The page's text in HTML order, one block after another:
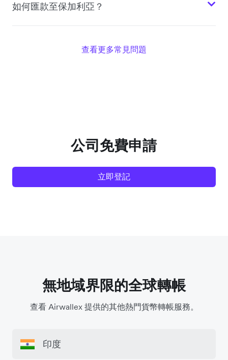
如何匯款至保加利亞？
查看更多常見問題
公司免費申請
立即登記
無地域界限的全球轉帳
查看 Airwallex 提供的其他熱門貨幣轉帳服務。
印度